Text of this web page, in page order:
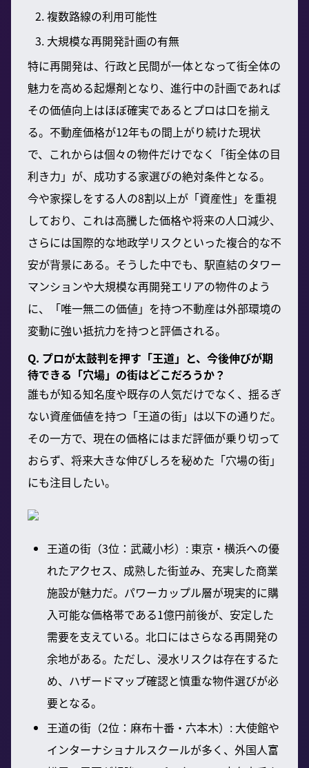
複数路線の利用可能性
大規模な再開発計画の有無
特に再開発は、行政と民間が一体となって街全体の
魅力を高める起爆剤となり、進行中の計画であれば
その価値向上はほぼ確実であるとプロは口を揃え
る。不動産価格が12年もの間上がり続けた現状
で、これからは個々の物件だけでなく「街全体の目
利き力」が、成功する家選びの絶対条件となる。
今や家探しをする人の8割以上が「資産性」を重視
しており、これは高騰した価格や将来の人口減少、
さらには国際的な地政学リスクといった複合的な不
安が背景にある。そうした中でも、駅直結のタワー
マンションや大規模な再開発エリアの物件のよう
に、「唯一無二の価値」を持つ不動産は外部環境の
変動に強い抵抗力を持つと評価される。
Q. プロが太鼓判を押す「王道」と、今後伸びが期
待できる「穴場」の街はどこだろうか？
誰もが知る知名度や既存の人気だけでなく、揺るぎ
ない資産価値を持つ「王道の街」は以下の通りだ。
その一方で、現在の価格にはまだ評価が乗り切って
おらず、将来大きな伸びしろを秘めた「穴場の街」
にも注目したい。
王道の街（3位：武蔵小杉）: 東京・横浜への優
れたアクセス、成熟した街並み、充実した商業
施設が魅力だ。パワーカップル層が現実的に購
入可能な価格帯である1億円前後が、安定した
需要を支えている。北口にはさらなる再開発の
余地がある。ただし、浸水リスクは存在するた
め、ハザードマップ確認と慎重な物件選びが必
要となる。
王道の街（2位：麻布十番・六本木）: 大使館や
インターナショナルスクールが多く、外国人富